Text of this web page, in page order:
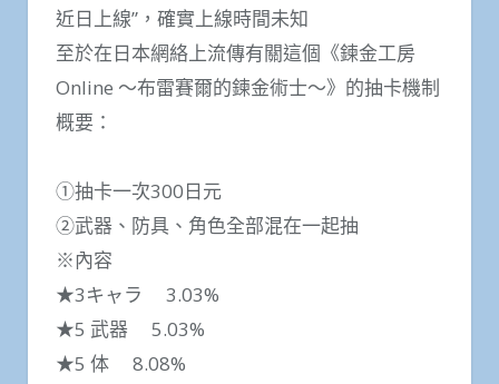
近日上線”，確實上線時間未知
至於在日本網絡上流傳有關這個《鍊金工房
Online ～布雷賽爾的鍊金術士～》的抽卡機制
概要：
①抽卡一次300日元
②武器、防具、角色全部混在一起抽
※內容
★3キャラ 3.03%
★5 武器 5.03%
★5 体 8.08%